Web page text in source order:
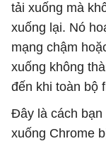
tải xuống mà
xuống lại. Nó
mạng chậm
xuống không
đến khi toàn bộ
Đây là cách bạn
xuống Chrome